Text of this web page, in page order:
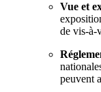
Vue et
de vis-à-
peuvent